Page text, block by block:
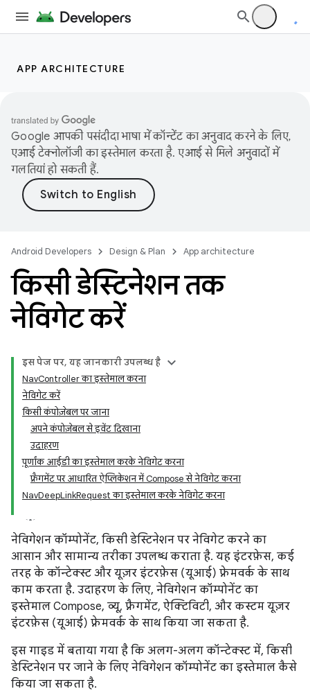
APP ARCHITECTURE
Google आपकी पसंदीदा भाषा में कॉन्टेंट का अनुवाद करने के लिए,
एआई टेक्नोलॉजी का इस्तेमाल करता है. एआई से मिले अनुवादों में
गलतियां हो सकती हैं.
Android Developers Design & Plan App architecture
किसी डेस्टिनेशन तक
नेविगेट करें
इस पेज पर, यह जानकारी उपलब्ध है
NavController का इस्तेमाल करना
नेविगेट करें
किसी कंपोज़ेबल पर जाना
अपने कंपोज़ेबल से इवेंट दिखाना
उदाहरण
पूर्णांक आईडी का इस्तेमाल करके नेविगेट करना
फ़्रैगमेंट पर आधारित ऐप्लिकेशन में Compose से नेविगेट करना
NavDeepLinkRequest का इस्तेमाल करके नेविगेट करना
नेविगेशन कॉम्पोनेंट, किसी डेस्टिनेशन पर नेविगेट करने का
आसान और सामान्य तरीका उपलब्ध कराता है. यह इंटरफ़ेस, कई
तरह के कॉन्टेक्स्ट और यूज़र इंटरफ़ेस (यूआई) फ़्रेमवर्क के साथ
काम करता है. उदाहरण के लिए, नेविगेशन कॉम्पोनेंट का
इस्तेमाल Compose, व्यू, फ़्रैगमेंट, ऐक्टिविटी, और कस्टम यूज़र
इंटरफ़ेस (यूआई) फ़्रेमवर्क के साथ किया जा सकता है.
इस गाइड में बताया गया है कि अलग-अलग कॉन्टेक्स्ट में, किसी
डेस्टिनेशन पर जाने के लिए नेविगेशन कॉम्पोनेंट का इस्तेमाल कैसे
किया जा सकता है.